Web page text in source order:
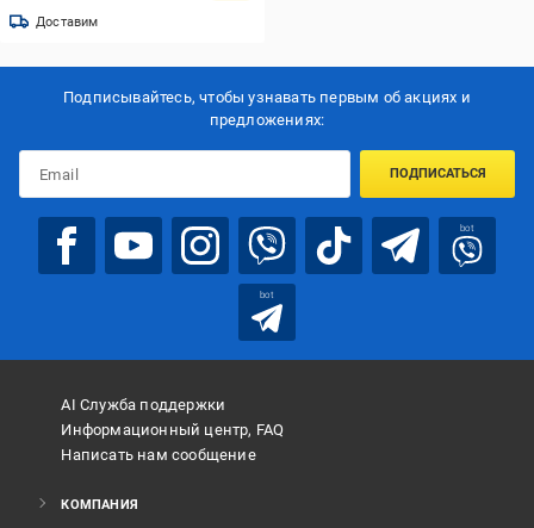
Доставим
Подписывайтесь, чтобы узнавать первым об акцияx и
предложениях:
ПОДПИСАТЬСЯ
bot
bot
AI Служба поддержки
Информационный центр, FAQ
Написать нам сообщение
КОМПАНИЯ